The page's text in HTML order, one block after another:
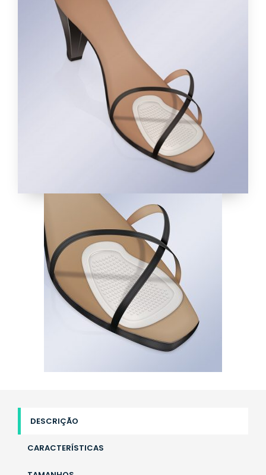
DESCRIÇÃO
CARACTERÍSTICAS